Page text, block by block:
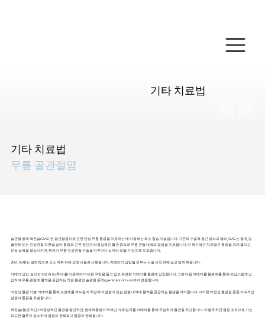
기타 치료법
무릎 골관절염
기타 치료법
슬관절 동맥 색전술(GAE)은 골관절염으로 인한 만성 무릎 통증을 치료하는 데 사용되는 최소 침습 시술입니다. 기존의 수술적 접근 방식과 달리, GAE는 절개, 임
플란트 또는 인공관절 치환술 없이 통증의 근본 원인인 비정상적인 혈관 증식과 무릎 관절 내벽의 염증을 치료합니다. 이 혁신적인 치료법은 통증을 크게 줄이고,
운동 능력을 향상시키며, 환자가 무릎 인공관절 수술을 미루거나 심지어 피할 수 있도록 도와줍니다.
준비: GAE는 일반적으로 국소 마취 하에 외래 시술로 시행됩니다. 카테터가 삽입될 피부는 시술 시작 전에 살균 및 마취됩니다.
카테터 삽입: 실시간 X선 유도(투시)를 이용하여 미세한 구멍을 뚫고 얇고 유연한 카테터를 혈관에 삽입합니다. 그런 다음 카테터를 혈관계를 통해 조심스럽게 삽
입하여 무릎 관절에 혈액을 공급하는 작은 혈관인 슬관절 동맥(genicular artery)까지 연결합니다.
비정상 혈관 식별: 카테터를 통해 조영제를 부드럽게 주입하여 염증이 있는 관절 내벽에 혈액을 공급하는 혈관을 파악합니다. 이러한 비정상 혈관은 종종 지속적인
염증과 통증을 유발합니다.
색전술(혈관 차단): 비정상적인 혈관을 발견하면, 생체적합성이 뛰어난 미세 입자를 카테터를 통해 주입하여 혈관을 차단합니다. 이렇게 하면 염증 조직으로 가는
과도한 혈류가 감소하여 염증이 완화되고 통증이 완화됩니다.